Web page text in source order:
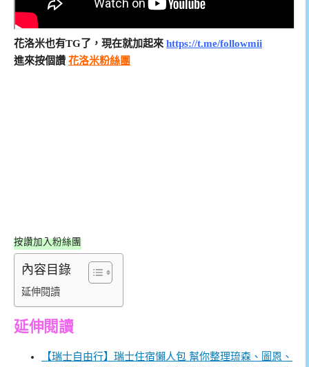
花洛米也有TG了，現在就加起來 https://t.me/followmii
進來按個讚 花洛米粉絲團
按讚加入粉絲團
內容目錄
延伸閱讀
延伸閱讀
【瑞士自由行】瑞士住宿懶人包 幫你整理琉森、圖恩、